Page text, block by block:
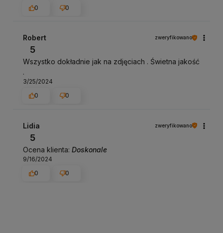
0
0
Robert zweryfikowano
5
Wszystko dokładnie jak na zdjęciach . Świetna jakość
.
3/25/2024
0
0
Lidia zweryfikowano
5
Ocena klienta: Doskonale
9/16/2024
0
0